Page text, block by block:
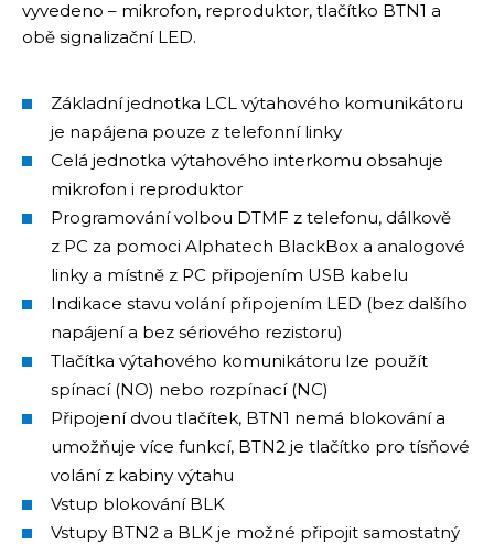
vyvedeno – mikrofon, reproduktor, tlačítko BTN1 a
obě signalizační LED.
Základní jednotka LCL výtahového komunikátoru
je napájena pouze z telefonní linky
Celá jednotka výtahového interkomu obsahuje
mikrofon i reproduktor
Programování volbou DTMF z telefonu, dálkově
z PC za pomoci Alphatech BlackBox a analogové
linky a místně z PC připojením USB kabelu
Indikace stavu volání připojením LED (bez dalšího
napájení a bez sériového rezistoru)
Tlačítka výtahového komunikátoru lze použít
spínací (NO) nebo rozpínací (NC)
Připojení dvou tlačítek, BTN1 nemá blokování a
umožňuje více funkcí, BTN2 je tlačítko pro tísňové
volání z kabiny výtahu
Vstup blokování BLK
Vstupy BTN2 a BLK je možné připojit samostatný